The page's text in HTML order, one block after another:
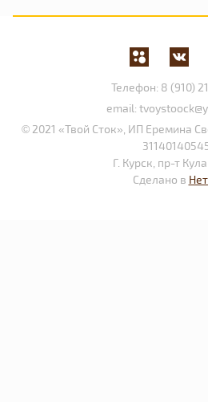
Телефон: 8 (910)
email:
© 2021 «Твой Сток», ИП Еремина
Г. Курск, пр-т
Сделано в